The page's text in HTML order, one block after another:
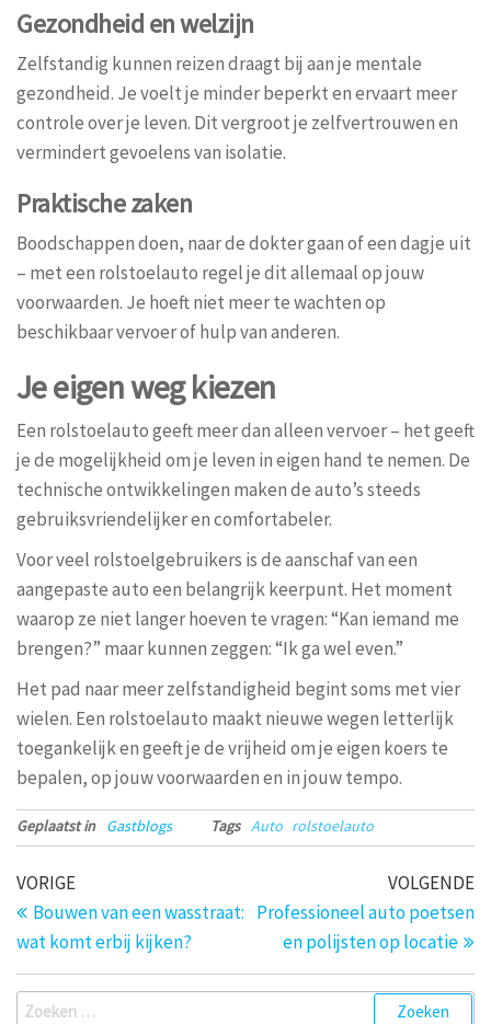
Gezondheid en welzijn
Zelfstandig kunnen reizen draagt bij aan je mentale
gezondheid. Je voelt je minder beperkt en ervaart meer
controle over je leven. Dit vergroot je zelfvertrouwen en
vermindert gevoelens van isolatie.
Praktische zaken
Boodschappen doen, naar de dokter gaan of een dagje uit
– met een rolstoelauto regel je dit allemaal op jouw
voorwaarden. Je hoeft niet meer te wachten op
beschikbaar vervoer of hulp van anderen.
Je eigen weg kiezen
Een rolstoelauto geeft meer dan alleen vervoer – het geeft
je de mogelijkheid om je leven in eigen hand te nemen. De
technische ontwikkelingen maken de auto’s steeds
gebruiksvriendelijker en comfortabeler.
Voor veel rolstoelgebruikers is de aanschaf van een
aangepaste auto een belangrijk keerpunt. Het moment
waarop ze niet langer hoeven te vragen: “Kan iemand me
brengen?” maar kunnen zeggen: “Ik ga wel even.”
Het pad naar meer zelfstandigheid begint soms met vier
wielen. Een rolstoelauto maakt nieuwe wegen letterlijk
toegankelijk en geeft je de vrijheid om je eigen koers te
bepalen, op jouw voorwaarden en in jouw tempo.
Geplaatst in Gastblogs Tags Auto rolstoelauto
Bericht
navigatie
Vorig
bericht
VORIGE
Bouwen van een wasstraat:
wat komt erbij kijken?
VOLGENDE
Professioneel auto poetsen
en polijsten op locatie
Zoeken